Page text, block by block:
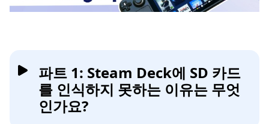
파트 1: Steam Deck에 SD 카드
를 인식하지 못하는 이유는 무엇
인가요?